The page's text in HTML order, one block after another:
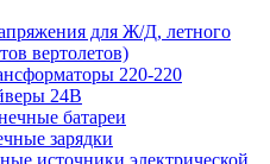
для Ж/Д, летного
вертолетов)
220-220
24В
батареи
зарядки
источники электрической